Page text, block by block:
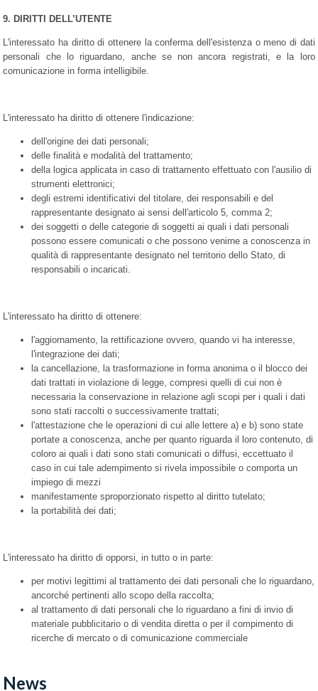
9. DIRITTI DELL’UTENTE
L'interessato ha diritto di ottenere la conferma dell'esistenza o meno di dati
personali che lo riguardano, anche se non ancora registrati, e la loro
comunicazione in forma intelligibile.
L'interessato ha diritto di ottenere l'indicazione:
dell'origine dei dati personali;
delle finalità e modalità del trattamento;
della logica applicata in caso di trattamento effettuato con l'ausilio di
strumenti elettronici;
degli estremi identificativi del titolare, dei responsabili e del
rappresentante designato ai sensi dell'articolo 5, comma 2;
dei soggetti o delle categorie di soggetti ai quali i dati personali
possono essere comunicati o che possono venirne a conoscenza in
qualità di rappresentante designato nel territorio dello Stato, di
responsabili o incaricati.
L'interessato ha diritto di ottenere:
l'aggiornamento, la rettificazione ovvero, quando vi ha interesse,
l'integrazione dei dati;
la cancellazione, la trasformazione in forma anonima o il blocco dei
dati trattati in violazione di legge, compresi quelli di cui non è
necessaria la conservazione in relazione agli scopi per i quali i dati
sono stati raccolti o successivamente trattati;
l'attestazione che le operazioni di cui alle lettere a) e b) sono state
portate a conoscenza, anche per quanto riguarda il loro contenuto, di
coloro ai quali i dati sono stati comunicati o diffusi, eccettuato il
caso in cui tale adempimento si rivela impossibile o comporta un
impiego di mezzi
manifestamente sproporzionato rispetto al diritto tutelato;
la portabilità dei dati;
L'interessato ha diritto di opporsi, in tutto o in parte:
per motivi legittimi al trattamento dei dati personali che lo riguardano,
ancorché pertinenti allo scopo della raccolta;
al trattamento di dati personali che lo riguardano a fini di invio di
materiale pubblicitario o di vendita diretta o per il compimento di
ricerche di mercato o di comunicazione commerciale​
News